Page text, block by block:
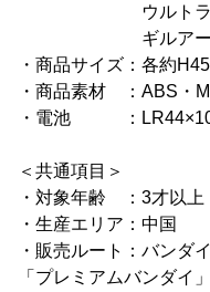
ウルトラマン
ギルアーク
・商品サイズ：各約
・商品素材 ：ABS・
・電池 ：
＜共通項目＞
・対象年齢 ：3才以上
・生産エリア：中国
・販売ルート：バンダ
「プレミアムバンダイ」